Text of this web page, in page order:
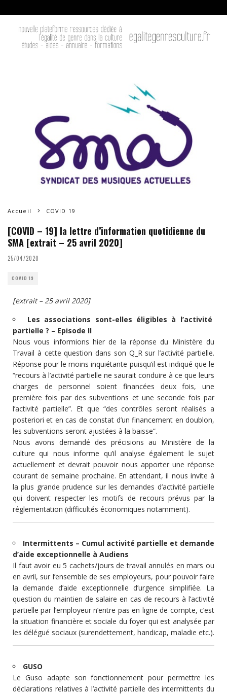
Accueil COVID 19
[COVID – 19] la lettre d’information quotidienne du
SMA [extrait – 25 avril 2020]
25/04/2020
COVID 19
[extrait – 25 avril 2020]
Les associations sont-elles éligibles à l’activité
partielle ? – Episode II
Nous vous informions hier de la réponse du Ministère du
Travail à cette question dans son Q_R sur l’activité partielle.
Réponse pour le moins inquiétante puisqu’il est indiqué que le
“recours à l’activité partielle ne saurait conduire à ce que leurs
charges de personnel soient financées deux fois, une
première fois par des subventions et une seconde fois par
l’activité partielle”. Et que “des contrôles seront réalisés a
posteriori et en cas de constat d’un financement en doublon,
les subventions seront ajustées à la baisse”.
Nous avons demandé des précisions au Ministère de la
culture qui nous informe qu’il analyse également le sujet
actuellement et devrait pouvoir nous apporter une réponse
courant de semaine prochaine. En attendant, il nous invite à
la plus grande prudence sur les demandes d’activité partielle
qui doivent respecter les motifs de recours prévus par la
réglementation (difficultés économiques notamment).
Intermittents – Cumul activité partielle et demande
d’aide exceptionnelle à Audiens
Il faut avoir eu 5 cachets/jours de travail annulés en mars ou
en avril, sur l’ensemble de ses employeurs, pour pouvoir faire
la demande d’aide exceptionnelle d’urgence simplifiée. La
question du maintien de salaire en cas de recours à l’activité
partielle par l’employeur n’entre pas en ligne de compte, c’est
la situation financière et sociale du foyer qui est analysée par
les délégué sociaux (surendettement, handicap, maladie etc.).
GUSO
Le Guso adapte son fonctionnement pour permettre les
déclarations relatives à l’activité partielle des intermittents du